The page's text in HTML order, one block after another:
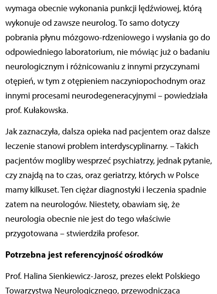
wymaga obecnie wykonania punkcji lędźwiowej, którą
wykonuje od zawsze neurolog. To samo dotyczy
pobrania płynu mózgowo-rdzeniowego i wysłania go do
odpowiedniego laboratorium, nie mówiąc już o badaniu
neurologicznym i różnicowaniu z innymi przyczynami
otępień, w tym z otępieniem naczyniopochodnym oraz
innymi procesami neurodegeneracyjnymi – powiedziała
prof. Kułakowska.
Jak zaznaczyła, dalsza opieka nad pacjentem oraz dalsze
leczenie stanowi problem interdyscyplinarny. – Takich
pacjentów mogliby wesprzeć psychiatrzy, jednak pytanie,
czy znajdą na to czas, oraz geriatrzy, których w Polsce
mamy kilkuset. Ten ciężar diagnostyki i leczenia spadnie
zatem na neurologów. Niestety, obawiam się, że
neurologia obecnie nie jest do tego właściwie
przygotowana – stwierdziła profesor.
Potrzebna jest referencyjność ośrodków
Prof. Halina Sienkiewicz-Jarosz, prezes elekt Polskiego
Towarzystwa Neurologicznego, przewodnicząca